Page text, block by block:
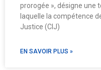
prorogée », désigne une
laquelle la compétence
Justice (CIJ)
EN SAVOIR PLUS »